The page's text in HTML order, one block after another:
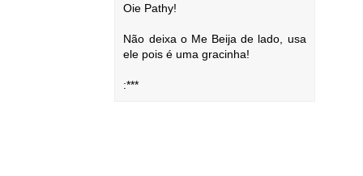
Oie Pathy!
Não deixa o Me Beija de lado, usa
ele pois é uma gracinha!
:***